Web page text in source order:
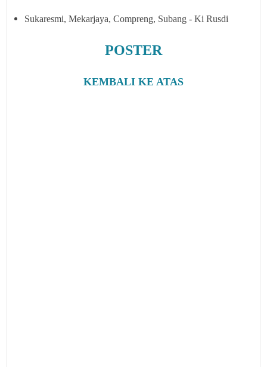
Sukaresmi, Mekarjaya, Compreng, Subang - Ki Rusdi
POSTER
KEMBALI KE ATAS